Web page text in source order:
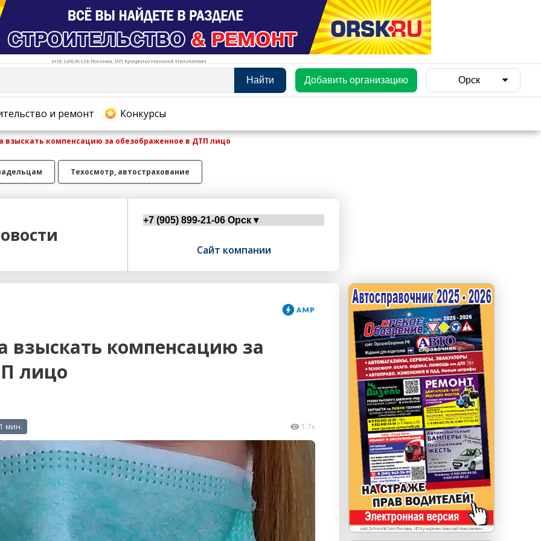
erid: LdtCKcsSb Реклама. ИП Кучеренко Николай Николаевич
Найти Добавить организацию Орск
и ремонт Конкурсы
erid: LdtCKJjWj Реклама. ИП Кучеренко Николай
Николаевич
взыскать компенсацию за обезображенное в ДТП лицо
Техосмотр, автострахование
Сайт компании
взыскать компенсацию за
лицо
мин. 1.7к
erid:2VfnxxhKSem Реклама. ИП Кучеренко Николай Николаевич